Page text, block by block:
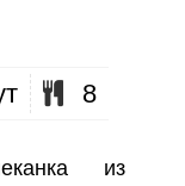
8
из